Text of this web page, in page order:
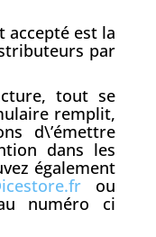
accepté est la
par
tout se
remplit,
d\’émettre
dans les
également
ou
numéro ci